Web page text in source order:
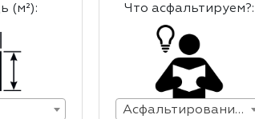
(м²): Что асфальтируем?:
Асфальтирование дорог